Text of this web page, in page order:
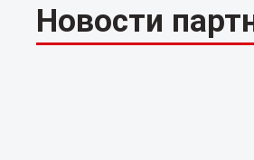
Новости